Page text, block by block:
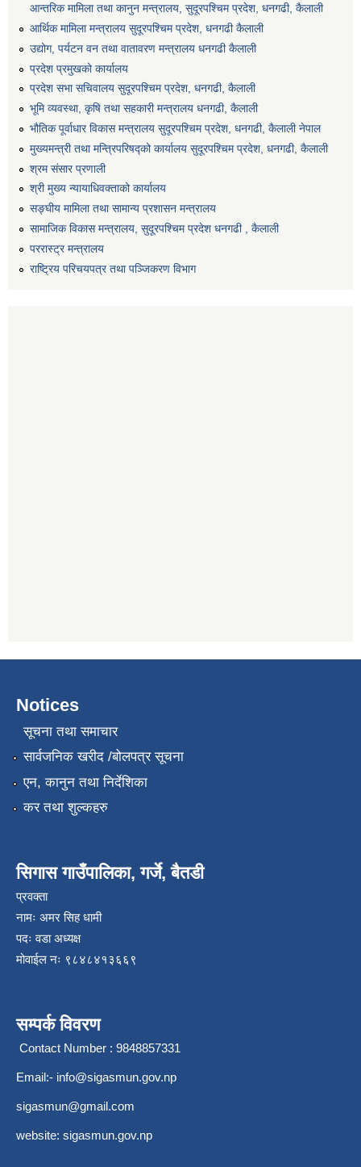
आन्तरिक मामिला तथा कानुन मन्त्रालय, सुदूरपश्चिम प्रदेश, धनगढी, कैलाली
आर्थिक मामिला मन्त्रालय सुदूरपश्चिम प्रदेश, धनगढी कैलाली
उद्योग, पर्यटन वन तथा वातावरण मन्त्रालय धनगढी कैलाली
प्रदेश प्रमुखको कार्यालय
प्रदेश सभा सचिवालय सुदूरपश्‍चिम प्रदेश, धनगढी, कैलाली
भूमि व्यवस्था, कृषि तथा सहकारी मन्त्रालय धनगढी, कैलाली
भौतिक पूर्वाधार विकास मन्त्रालय सुदूरपश्चिम प्रदेश, धनगढी, कैलाली नेपाल
मुख्यमन्त्री तथा मन्त्रिपरिषद्को कार्यालय सुदूरपश्चिम प्रदेश, धनगढी, कैलाली
श्रम संसार प्रणाली
श्री मुख्य न्यायाधिवक्ताको कार्यालय
सङ्‍घीय मामिला तथा सामान्य प्रशासन मन्त्रालय
सामाजिक विकास मन्त्रालय, सुदूरपश्चिम प्रदेश धनगढी , कैलाली
पररास्ट्र मन्त्रालय
राष्ट्रिय परिचयपत्र तथा पञ्जिकरण विभाग
Notices
सूचना तथा समाचार
सार्वजनिक खरीद /बोलपत्र सूचना
एन, कानुन तथा निर्देशिका
कर तथा शुल्कहरु
सिगास गाउँपालिका, गर्जे, बैतडी
प्रवक्ता
नामः अमर सिह धामी
पदः वडा अध्यक्ष
मोवाईल न‌ः ९८४८४१३६६९
सम्पर्क विवरण
Contact Number : 9848857331
Email:- info@sigasmun.gov.np
sigasmun@gmail.com
website: sigasmun.gov.np